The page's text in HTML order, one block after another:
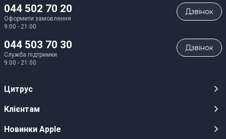
044 502 70 20
Оформити замовлення
9:00 - 21:00
Дзвiнок
044 503 70 30
Служба підтримки
9:00 - 21:00
Дзвiнок
Цитрус
Кар’єра
Клієнтам
Публічні оферти
Новинки Apple